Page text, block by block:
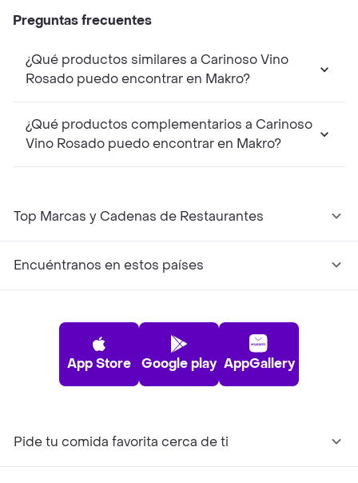
Preguntas frecuentes
¿Qué productos similares a Carinoso Vino
Rosado puedo encontrar en Makro?
¿Qué productos complementarios a Carinoso
Vino Rosado puedo encontrar en Makro?
Top Marcas y Cadenas de Restaurantes
Encuéntranos en estos países
App Store Google play AppGallery
Pide tu comida favorita cerca de ti